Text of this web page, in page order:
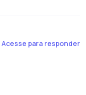
Acesse para responder